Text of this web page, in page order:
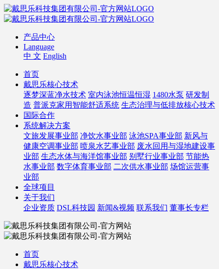
产品中心
Language
中 文 English
首页
戴思乐核心技术
逐梦深蓝净水技术 室内泳池恒温恒湿 1480水泵 研发制
造 普派克家用智能舒适系统 生态治理与低排放核心技术
国际合作
系统解决方案
文旅发展事业部 净饮水事业部 泳池SPA事业部 新风与
健康空调事业部 喷泉水艺事业部 废水回用与湿地建设事
业部 生态水体与海洋馆事业部 别墅行业事业部 节能热
水事业部 数字体育事业部 二次供水事业部 场馆运营事
业部
全球项目
关于我们
企业资质 DSL科技园 新闻&视频 联系我们 董事长专栏
首页
戴思乐核心技术